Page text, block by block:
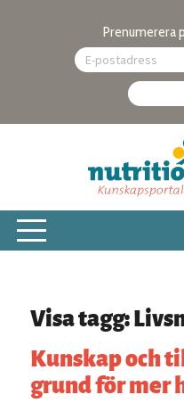
Prenumerera
Visa tagg:
Kunskap och
grund för mer